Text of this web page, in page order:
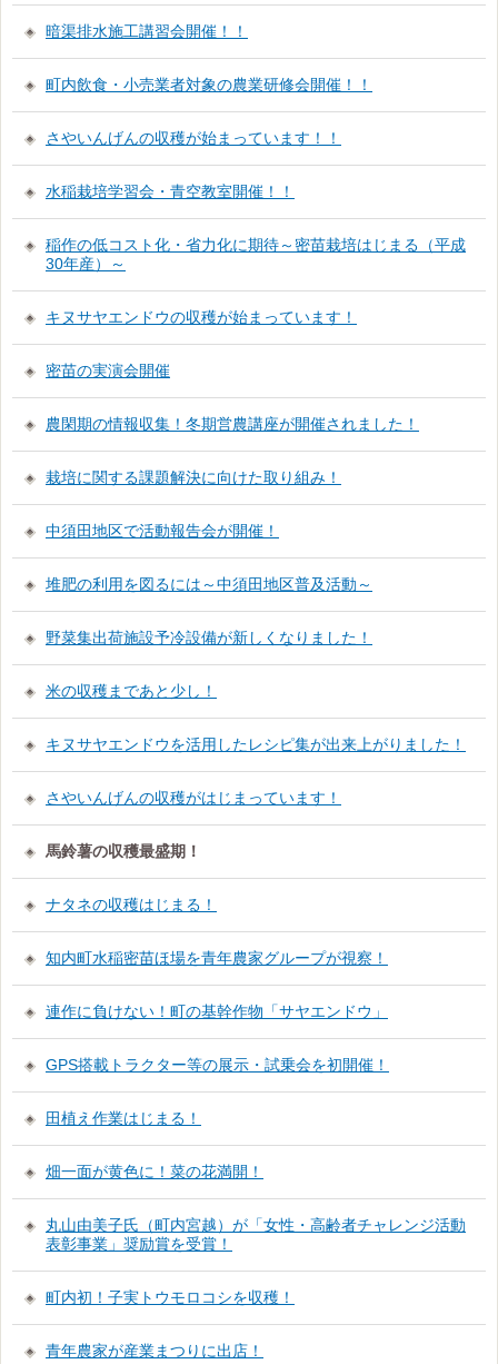
暗渠排水施工講習会開催！！
町内飲食・小売業者対象の農業研修会開催！！
さやいんげんの収穫が始まっています！！
水稲栽培学習会・青空教室開催！！
稲作の低コスト化・省力化に期待～密苗栽培はじまる（平成
30年産）～
キヌサヤエンドウの収穫が始まっています！
密苗の実演会開催
農閑期の情報収集！冬期営農講座が開催されました！
栽培に関する課題解決に向けた取り組み！
中須田地区で活動報告会が開催！
堆肥の利用を図るには～中須田地区普及活動～
野菜集出荷施設予冷設備が新しくなりました！
米の収穫まであと少し！
キヌサヤエンドウを活用したレシピ集が出来上がりました！
さやいんげんの収穫がはじまっています！
馬鈴薯の収穫最盛期！
ナタネの収穫はじまる！
知内町水稲密苗ほ場を青年農家グループが視察！
連作に負けない！町の基幹作物「サヤエンドウ」
GPS搭載トラクター等の展示・試乗会を初開催！
田植え作業はじまる！
畑一面が黄色に！菜の花満開！
丸山由美子氏（町内宮越）が「女性・高齢者チャレンジ活動
表彰事業」奨励賞を受賞！
町内初！子実トウモロコシを収穫！
青年農家が産業まつりに出店！